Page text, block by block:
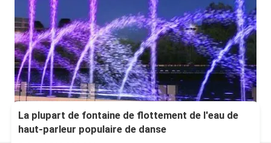
La plupart de fontaine de flottement de l'eau de
haut-parleur populaire de danse